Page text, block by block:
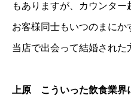
もありますが、カウンタ
お客様同士もいつのまにか
当店で出会って結婚された
上原 こういった飲食業界